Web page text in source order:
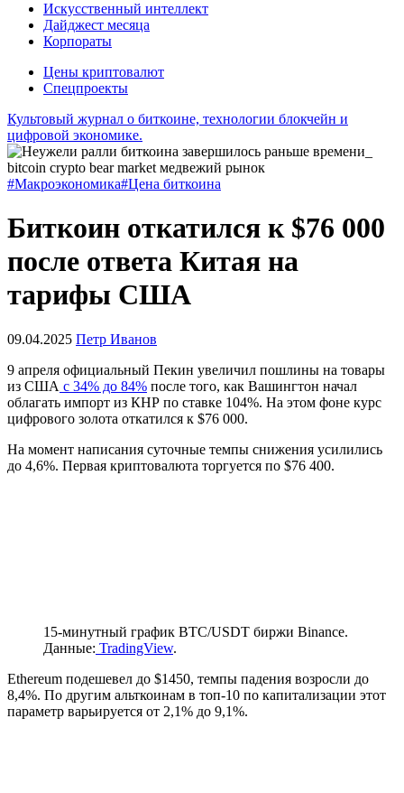
Искусственный интеллект
Дайджест месяца
Корпораты
Цены криптовалют
Спецпроекты
Культовый журнал о биткоине, технологии блокчейн и
цифровой экономике.
#Макроэкономика#Цена биткоина
Биткоин откатился к $76 000
после ответа Китая на
тарифы США
09.04.2025 Петр Иванов
9 апреля официальный Пекин увеличил пошлины на товары
из США с 34% до 84% после того, как Вашингтон начал
облагать импорт из КНР по ставке 104%. На этом фоне курс
цифрового золота откатился к $76 000.
На момент написания суточные темпы снижения усилились
до 4,6%. Первая криптовалюта торгуется по $76 400.
15-минутный график BTC/USDT биржи Binance.
Данные: TradingView.
Ethereum подешевел до $1450, темпы падения возросли до
8,4%. По другим альткоинам в топ-10 по капитализации этот
параметр варьируется от 2,1% до 9,1%.